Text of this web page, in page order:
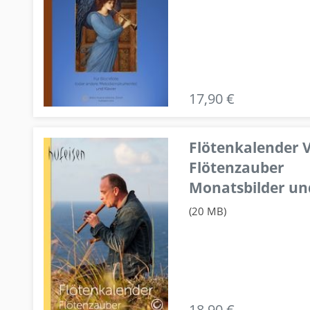
17,90 €
Flötenkalender
Flötenzauber
Monatsbilder
(20 MB)